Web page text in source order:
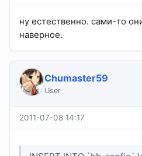
ну естественно. сами-то
наверное.
Chumaster59
User
2011-07-08 14:17